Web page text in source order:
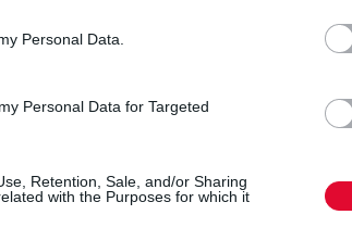
Personal Data.
Personal Data for Targeted
Retention, Sale, and/or Sharing
with the Purposes for which it